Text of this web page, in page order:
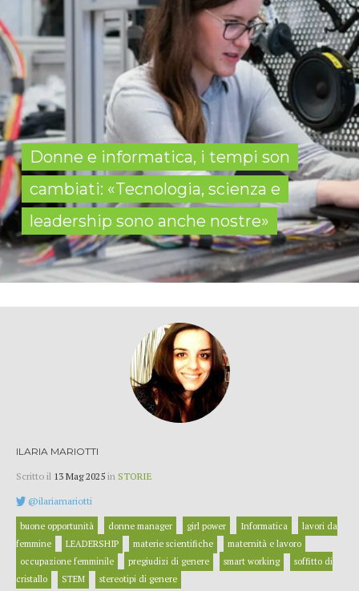
Donne e informatica, i tempi son
cambiati: «Tecnologia, scienza e
leadership sono anche nostre»
ILARIA MARIOTTI
Scritto il 13 Mag 2025 in STORIE
@ilariamariotti
buone opportunità donne manager girl power Informatica
lavori da
femmine
LEADERSHIP materie scientifiche
maternità e lavoro
occupazione femminile
pregiudizi di genere smart working
soffitto di
cristallo
STEM stereotipi di genere